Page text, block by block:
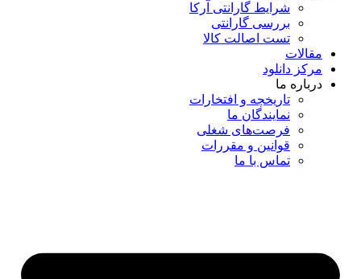
شرایط گارانتی آرکا
بررسی گارانتی
تست اصالت کالا
مقالات
مرکز دانلود
درباره ما
تاریخچه و افتخارات
نمایندگان ما
فرصت‌های شغلی
قوانین و مقررات
تماس با ما